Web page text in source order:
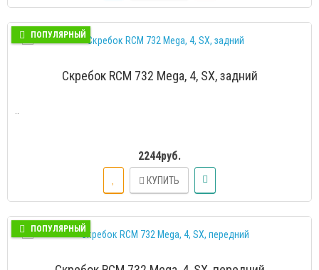
ПОПУЛЯРНЫЙ
Скребок RCM 732 Mega, 4, SX, задний
2244руб.
КУПИТЬ
ПОПУЛЯРНЫЙ